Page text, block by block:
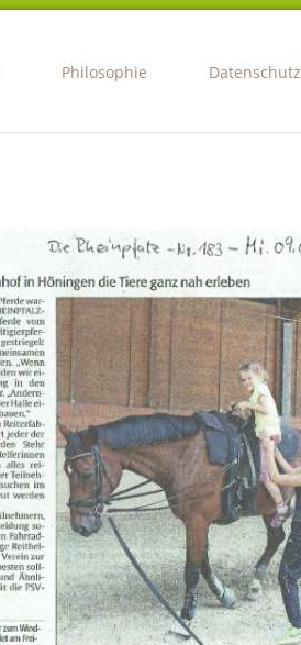
Philosophie Datenschutz